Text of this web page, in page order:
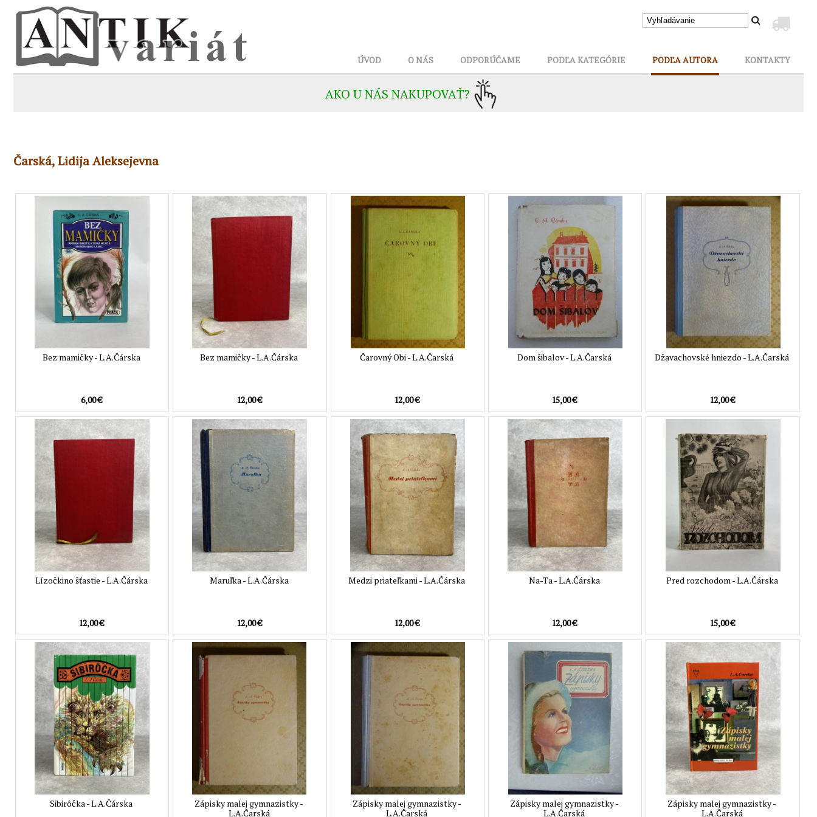
ÚVOD O NÁS ODPORÚČAME PODĽA KATEGÓRIE PODĽA AUTORA KONTAKTY
AKO U NÁS NAKUPOVAŤ?
Čarská, Lidija Aleksejevna
Bez mamičky - L.A.Čárska
6,00 €
Bez mamičky - L.A.Čárska
12,00 €
Čarovný Obi - L.A.Čarská
12,00 €
Dom šibalov - L.A.Čarská
15,00 €
Džavachovské hniezdo - L.A.Čarská
12,00 €
Lízočkino šťastie - L.A.Čárska
12,00 €
Maruľka - L.A.Čárska
12,00 €
Medzi priateľkami - L.A.Čárska
12,00 €
Na-Ta - L.A.Čárska
12,00 €
Pred rozchodom - L.A.Čárska
15,00 €
Sibirôčka - L.A.Čárska
Zápisky malej gymnazistky -
L.A.Čarská
Zápisky malej gymnazistky -
L.A.Čarská
Zápisky malej gymnazistky -
L.A.Čarská
Zápisky malej gymnazistky -
L.A.Čarská